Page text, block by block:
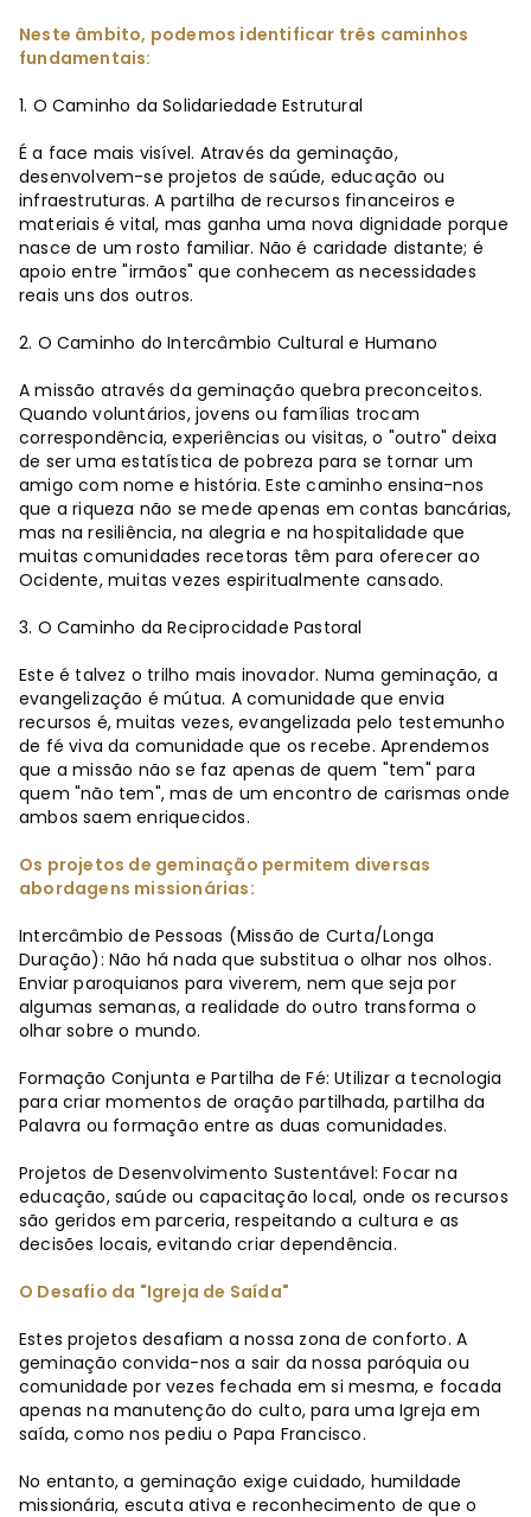
Neste âmbito, podemos identificar três caminhos
fundamentais:
1. O Caminho da Solidariedade Estrutural
É a face mais visível. Através da geminação,
desenvolvem-se projetos de saúde, educação ou
infraestruturas. A partilha de recursos financeiros e
materiais é vital, mas ganha uma nova dignidade porque
nasce de um rosto familiar. Não é caridade distante; é
apoio entre "irmãos" que conhecem as necessidades
reais uns dos outros.
2. O Caminho do Intercâmbio Cultural e Humano
A missão através da geminação quebra preconceitos.
Quando voluntários, jovens ou famílias trocam
correspondência, experiências ou visitas, o "outro" deixa
de ser uma estatística de pobreza para se tornar um
amigo com nome e história. Este caminho ensina-nos
que a riqueza não se mede apenas em contas bancárias,
mas na resiliência, na alegria e na hospitalidade que
muitas comunidades recetoras têm para oferecer ao
Ocidente, muitas vezes espiritualmente cansado.
3. O Caminho da Reciprocidade Pastoral
Este é talvez o trilho mais inovador. Numa geminação, a
evangelização é mútua. A comunidade que envia
recursos é, muitas vezes, evangelizada pelo testemunho
de fé viva da comunidade que os recebe. Aprendemos
que a missão não se faz apenas de quem "tem" para
quem "não tem", mas de um encontro de carismas onde
ambos saem enriquecidos.
Os projetos de geminação permitem diversas
abordagens missionárias:
Intercâmbio de Pessoas (Missão de Curta/Longa
Duração): Não há nada que substitua o olhar nos olhos.
Enviar paroquianos para viverem, nem que seja por
algumas semanas, a realidade do outro transforma o
olhar sobre o mundo.
Formação Conjunta e Partilha de Fé: Utilizar a tecnologia
para criar momentos de oração partilhada, partilha da
Palavra ou formação entre as duas comunidades.
Projetos de Desenvolvimento Sustentável: Focar na
educação, saúde ou capacitação local, onde os recursos
são geridos em parceria, respeitando a cultura e as
decisões locais, evitando criar dependência.
O Desafio da "Igreja de Saída"
Estes projetos desafiam a nossa zona de conforto. A
geminação convida-nos a sair da nossa paróquia ou
comunidade por vezes fechada em si mesma, e focada
apenas na manutenção do culto, para uma Igreja em
saída, como nos pediu o Papa Francisco.
No entanto, a geminação exige cuidado, humildade
missionária, escuta ativa e reconhecimento de que o